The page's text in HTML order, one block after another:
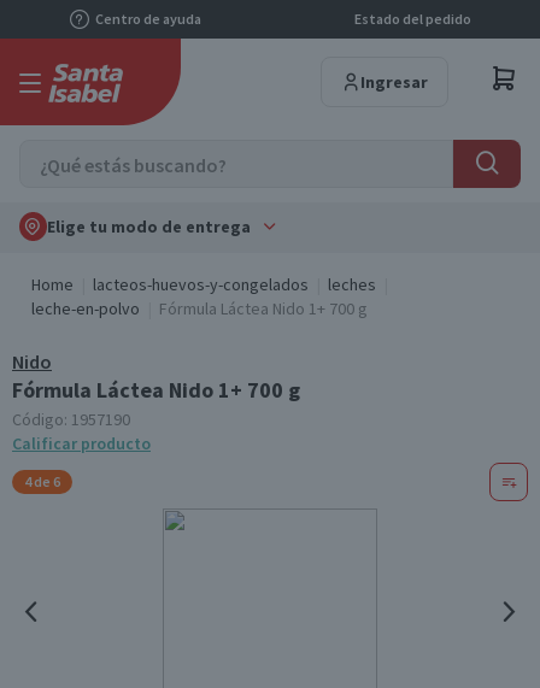
Centro de ayuda Estado del pedido
Ingresar
Elige tu modo de entrega
Home lacteos-huevos-y-congelados
leches
leche-en-polvo
Fórmula Láctea Nido 1+ 700 g
Nido
Fórmula Láctea Nido 1+ 700 g
Código: 1957190
Calificar producto
4 de 6